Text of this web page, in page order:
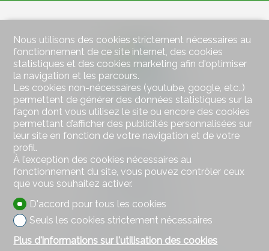
Contactez-nous
Wiesner Immobilien
Bahnhofstrasse 77
4313 Möhlin
Mob. +41 79 578 66 66
hw@wiesner-immobilien.ch
Restez connecté
Nous utilisons des cookies strictement nécessaires au
fonctionnement de ce site internet, des cookies
statistiques et des cookies marketing afin d'optimiser
la navigation et les parcours.
Les cookies non-nécessaires (youtube, google, etc..)
permettent de générer des données statistiques sur la
façon dont vous utilisez le site ou encore des cookies
permettant d’afficher des publicités personnalisées sur
leur site en fonction de votre navigation et de votre
profil.
À l’exception des cookies nécessaires au
fonctionnement du site, vous pouvez contrôler ceux
que vous souhaitez activer.
D'accord pour tous les cookies
Seuls les cookies strictement nécessaires
Plus d'informations sur l'utilisation des cookies